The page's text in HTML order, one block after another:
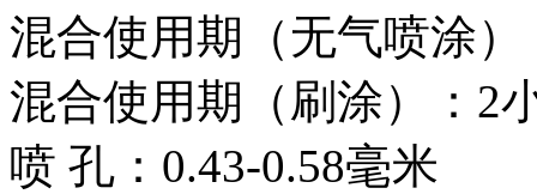
混合使用期（无气喷涂
混合使用期（刷涂）：2
喷 孔：0.43-0.58毫米